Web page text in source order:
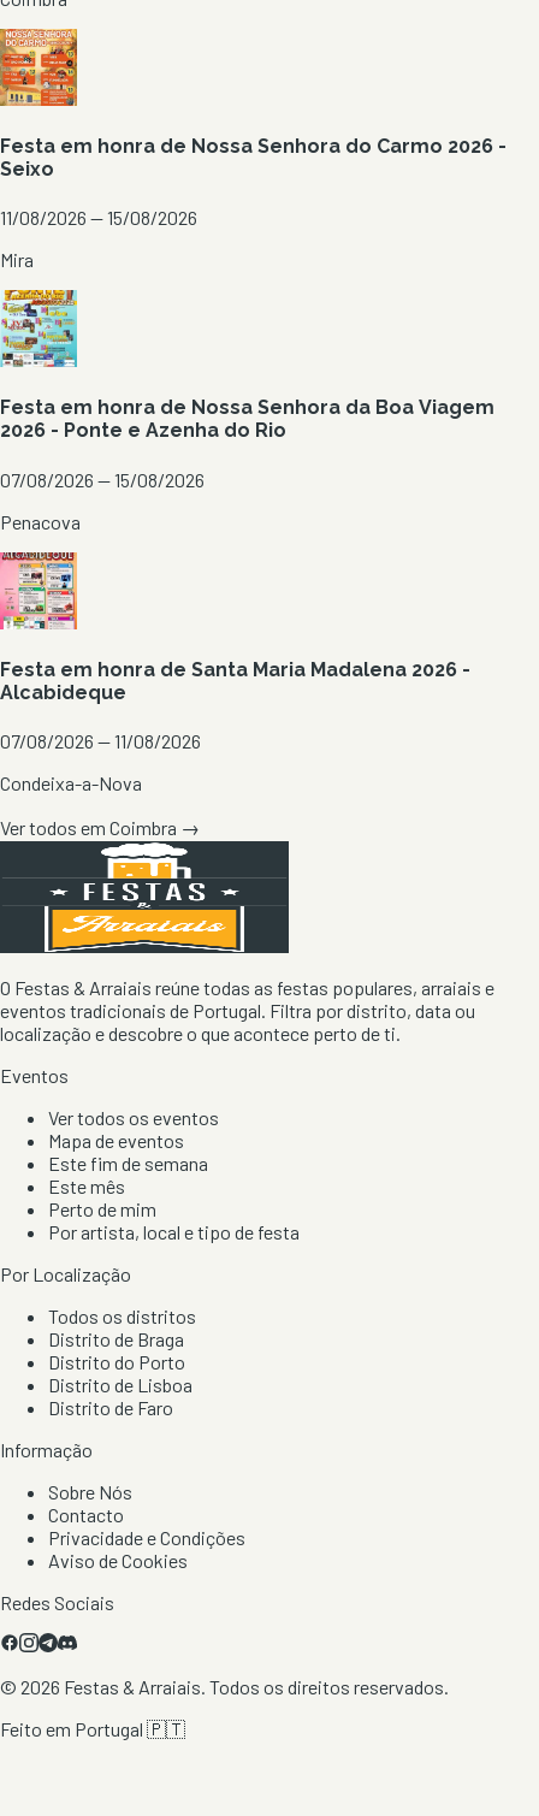
Festa em honra de Nossa Senhora do Carmo 2026 -
Seixo
11/08/2026 — 15/08/2026
Mira
Festa em honra de Nossa Senhora da Boa Viagem
2026 - Ponte e Azenha do Rio
07/08/2026 — 15/08/2026
Penacova
Festa em honra de Santa Maria Madalena 2026 -
Alcabideque
07/08/2026 — 11/08/2026
Condeixa-a-Nova
Ver todos em Coimbra →
O Festas & Arraiais reúne todas as festas populares, arraiais e
eventos tradicionais de Portugal. Filtra por distrito, data ou
localização e descobre o que acontece perto de ti.
Eventos
Ver todos os eventos
Mapa de eventos
Este fim de semana
Este mês
Perto de mim
Por artista, local e tipo de festa
Por Localização
Todos os distritos
Distrito de Braga
Distrito do Porto
Distrito de Lisboa
Distrito de Faro
Informação
Sobre Nós
Contacto
Privacidade e Condições
Aviso de Cookies
Redes Sociais
© 2026 Festas & Arraiais. Todos os direitos reservados.
Feito em Portugal 🇵🇹